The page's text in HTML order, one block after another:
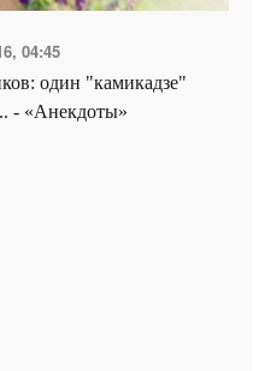
04:45
один "камикадзе"
- «Анекдоты»